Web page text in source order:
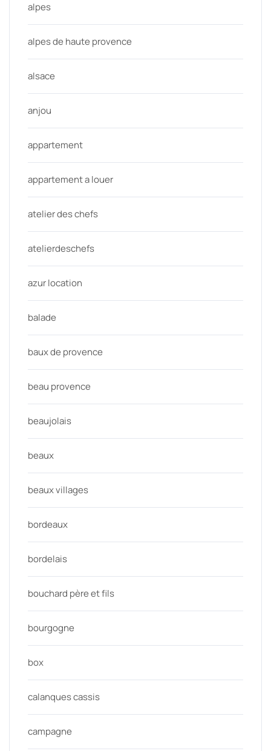
alpes
alpes de haute provence
alsace
anjou
appartement
appartement a louer
atelier des chefs
atelierdeschefs
azur location
balade
baux de provence
beau provence
beaujolais
beaux
beaux villages
bordeaux
bordelais
bouchard père et fils
bourgogne
box
calanques cassis
campagne